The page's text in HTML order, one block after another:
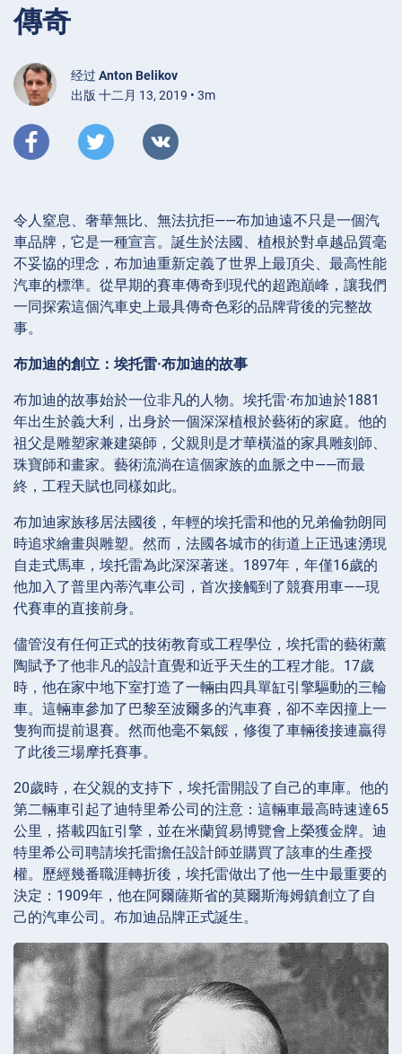
傳奇
经过 Anton Belikov
出版 十二月 13, 2019 • 3m
令人窒息、奢華無比、無法抗拒——布加迪遠不只是一個汽
車品牌，它是一種宣言。誕生於法國、植根於對卓越品質毫
不妥協的理念，布加迪重新定義了世界上最頂尖、最高性能
汽車的標準。從早期的賽車傳奇到現代的超跑巔峰，讓我們
一同探索這個汽車史上最具傳奇色彩的品牌背後的完整故
事。
布加迪的創立：埃托雷·布加迪的故事
布加迪的故事始於一位非凡的人物。埃托雷·布加迪於1881
年出生於義大利，出身於一個深深植根於藝術的家庭。他的
祖父是雕塑家兼建築師，父親則是才華橫溢的家具雕刻師、
珠寶師和畫家。藝術流淌在這個家族的血脈之中——而最
終，工程天賦也同樣如此。
布加迪家族移居法國後，年輕的埃托雷和他的兄弟倫勃朗同
時追求繪畫與雕塑。然而，法國各城市的街道上正迅速湧現
自走式馬車，埃托雷為此深深著迷。1897年，年僅16歲的
他加入了普里內蒂汽車公司，首次接觸到了競賽用車——現
代賽車的直接前身。
儘管沒有任何正式的技術教育或工程學位，埃托雷的藝術薰
陶賦予了他非凡的設計直覺和近乎天生的工程才能。17歲
時，他在家中地下室打造了一輛由四具單缸引擎驅動的三輪
車。這輛車參加了巴黎至波爾多的汽車賽，卻不幸因撞上一
隻狗而提前退賽。然而他毫不氣餒，修復了車輛後接連贏得
了此後三場摩托賽事。
20歲時，在父親的支持下，埃托雷開設了自己的車庫。他的
第二輛車引起了迪特里希公司的注意：這輛車最高時速達65
公里，搭載四缸引擎，並在米蘭貿易博覽會上榮獲金牌。迪
特里希公司聘請埃托雷擔任設計師並購買了該車的生產授
權。歷經幾番職涯轉折後，埃托雷做出了他一生中最重要的
決定：1909年，他在阿爾薩斯省的莫爾斯海姆鎮創立了自
己的汽車公司。布加迪品牌正式誕生。